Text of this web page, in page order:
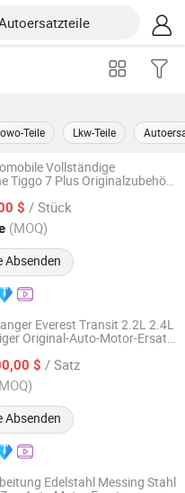
Teile Lkw-Teile
Vollständige
Tiggo 7 Plus Originalzubehör
$ / Stück
(MOQ)
Absenden
Ltd.
2025
Everest Transit 2.2L 2.4L
Original-Auto-Motor-Ersatz-
$ / Satz
Absenden
Co., Ltd.
2022
Edelstahl Messing Stahl